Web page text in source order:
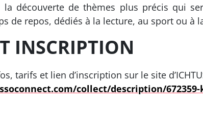
découverte de thèmes plus précis qui
de repos, dédiés à la lecture, au sport ou à
INSCRIPTION
tarifs et lien d’inscription sur le site
collect/description/